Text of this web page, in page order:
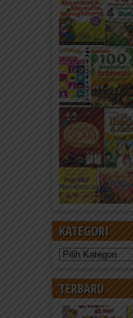
KATEGORI
Kategori
TERBARU